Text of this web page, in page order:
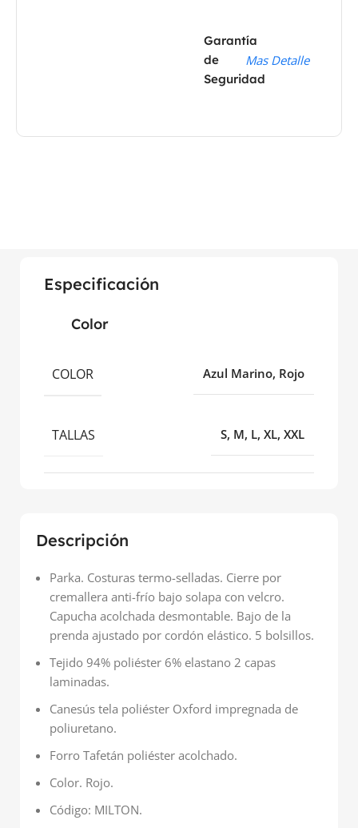
Garantía
de
Seguridad
Mas Detalle
Descripción
Parka. Costuras termo-selladas. Cierre por
cremallera anti-frío bajo solapa con velcro.
Capucha acolchada desmontable. Bajo de la
prenda ajustado por cordón elástico. 5 bolsillos.
Tejido 94% poliéster 6% elastano 2 capas
laminadas.
Canesús tela poliéster Oxford impregnada de
poliuretano.
Forro Tafetán poliéster acolchado.
Color. Rojo.
Código: MILTON.
Especificación
Color
COLOR Azul Marino, Rojo
TALLAS S, M, L, XL, XXL